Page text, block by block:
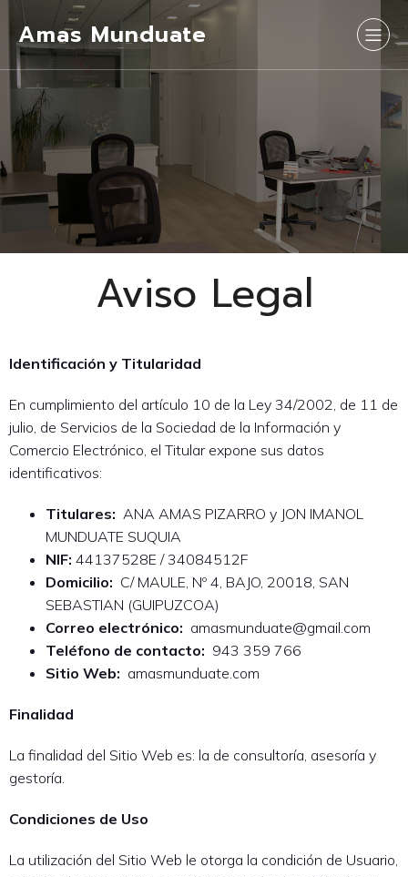
Amas Munduate
Aviso Legal
Identificación y Titularidad
En cumplimiento del artículo 10 de la Ley 34/2002, de 11 de
julio, de Servicios de la Sociedad de la Información y
Comercio Electrónico, el Titular expone sus datos
identificativos:
Titulares: ANA AMAS PIZARRO y JON IMANOL
MUNDUATE SUQUIA
NIF: 44137528E / 34084512F
Domicilio: C/ MAULE, Nº 4, BAJO, 20018, SAN
SEBASTIAN (GUIPUZCOA)
Correo electrónico: amasmunduate@gmail.com
Teléfono de contacto: 943 359 766
Sitio Web: amasmunduate.com
Finalidad
La finalidad del Sitio Web es: la de consultoría, asesoría y
gestoría.
Condiciones de Uso
La utilización del Sitio Web le otorga la condición de Usuario,